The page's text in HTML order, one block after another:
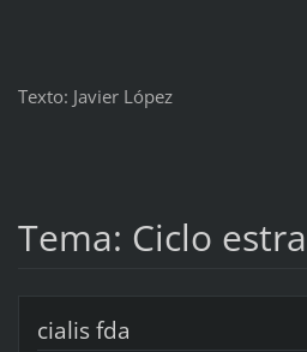
Texto: Javier López
Tema: Ciclo
cialis fda